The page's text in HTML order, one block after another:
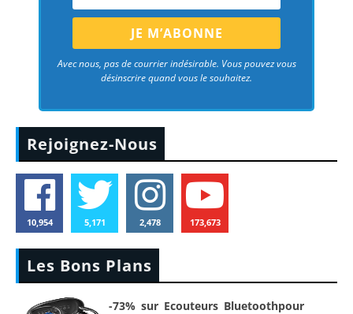
Avec nous, pas de courrier indésirable. Vous pouvez vous
désinscrire quand vous le souhaitez.
Rejoignez-Nous
10,954 5,171 2,478 173,673
Les Bons Plans
-73% sur Ecouteurs Bluetoothpour